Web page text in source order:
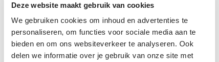
Deze website maakt gebruik van cookies
We gebruiken cookies om inhoud en advertenties te
personaliseren, om functies voor sociale media aan te
bieden en om ons websiteverkeer te analyseren. Ook
delen we informatie over je gebruik van onze site met